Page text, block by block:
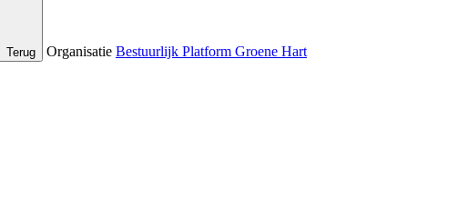
Terug Organisatie Bestuurlijk Platform Groene Hart